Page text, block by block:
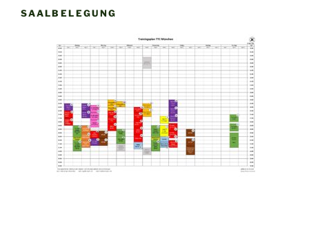
SAALBELEGUNG